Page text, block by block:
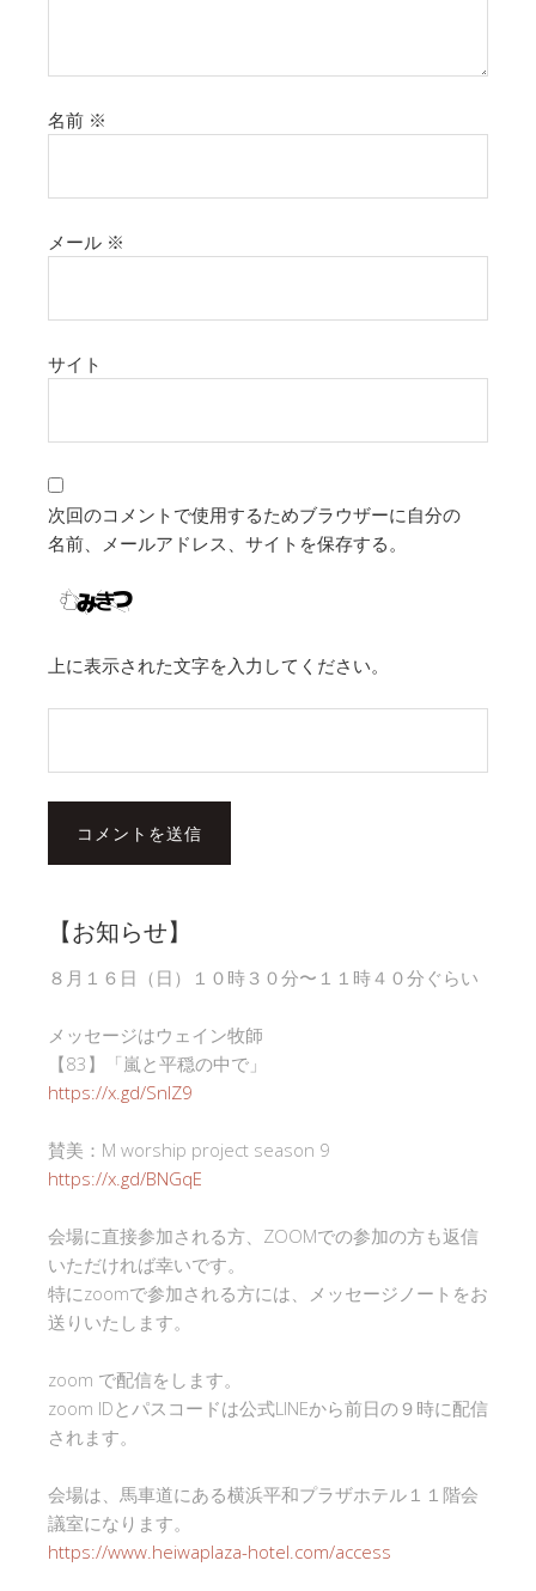
名前 ※
メール ※
サイト
次回のコメントで使用するためブラウザーに自分の
名前、メールアドレス、サイトを保存する。
上に表示された文字を入力してください。
【お知らせ】
８月１６日（日）１０時３０分〜１１時４０分ぐらい
メッセージはウェイン牧師
【83】「嵐と平穏の中で」
https://x.gd/SnlZ9
賛美：M worship project season 9
https://x.gd/BNGqE
会場に直接参加される方、ZOOMでの参加の方も返信
いただければ幸いです。
特にzoomで参加される方には、メッセージノートをお
送りいたします。
zoom で配信をします。
zoom IDとパスコードは公式LINEから前日の９時に配信
されます。
会場は、馬車道にある横浜平和プラザホテル１１階会
議室になります。
https://www.heiwaplaza-hotel.com/access